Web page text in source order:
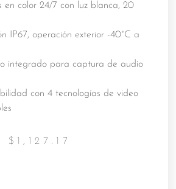
en color 24/7 con luz blanca, 20
IP67, operación exterior -40°C a
integrado para captura de audio
con 4 tecnologías de video
$ 1,127.17